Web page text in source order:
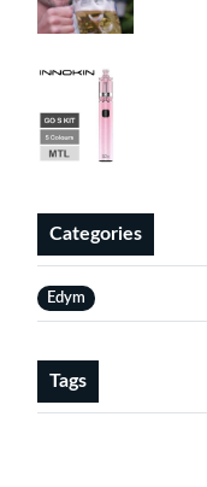
Categories
Edym
Tags